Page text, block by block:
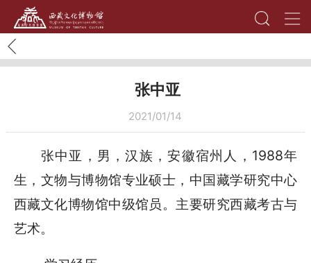
张中亚
2021/01/14
张中亚，男，汉族，安徽宿州人，1988年
生，文物与博物馆专业硕士，中国藏学研究中心
西藏文化博物馆中级馆员。主要研究西藏考古与
艺术。